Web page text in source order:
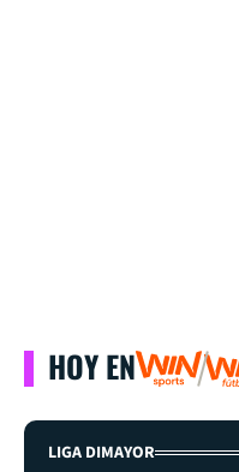
HOY EN
LIGA DIMAYOR